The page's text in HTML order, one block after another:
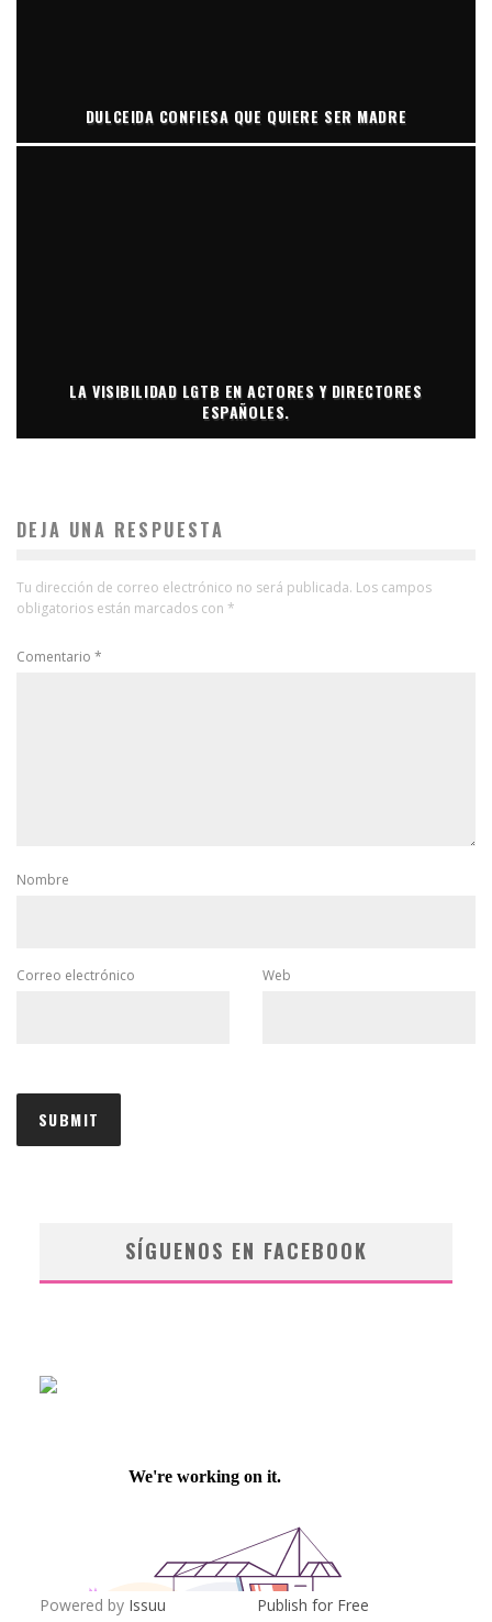
DULCEIDA CONFIESA QUE QUIERE SER MADRE
LA VISIBILIDAD LGTB EN ACTORES Y DIRECTORES
ESPAÑOLES.
DEJA UNA RESPUESTA
Tu dirección de correo electrónico no será publicada. Los campos
obligatorios están marcados con *
Comentario *
Nombre
Correo electrónico Web
SÍGUENOS EN FACEBOOK
Powered by Issuu Publish for Free